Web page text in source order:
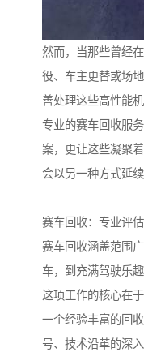
然而，当那些曾经
役、车主更替或场
善处理这些高性能
专业的赛车回收服
案，更让这些凝聚
会以另一种方式延续
赛车回收：专业评
赛车回收涵盖范围
车，到充满驾驶乐
这项工作的核心在
一个经验丰富的回
号、技术沿革的深